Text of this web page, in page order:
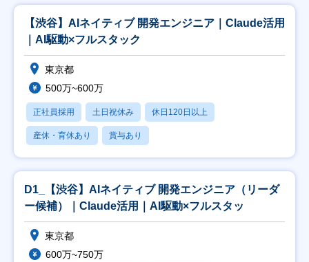
【渋谷】AIネイティブ 開発エンジニア｜Claude活用
｜AI駆動×フルスタック
東京都
500万~600万
正社員採用 土日祝休み 休日120日以上
産休・育休あり 賞与あり
D1_【渋谷】AIネイティブ 開発エンジニア（リーダ
ー候補）｜Claude活用｜AI駆動×フルスタッ
東京都
600万~750万